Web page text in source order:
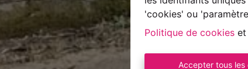
'cookies' ou
Politique de cookies et
Accepter tous les